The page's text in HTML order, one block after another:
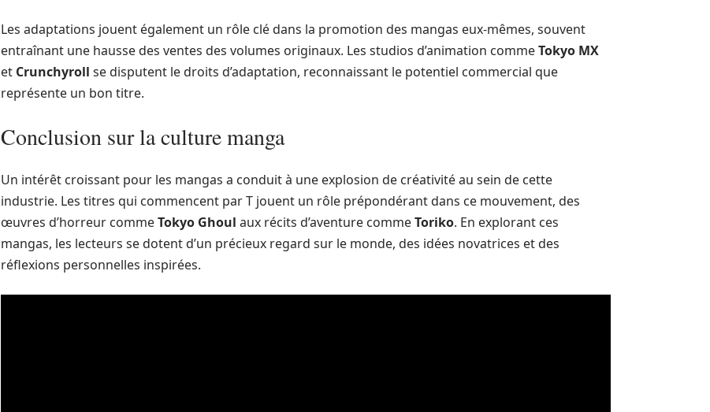
Les adaptations jouent également un rôle clé dans la promotion des mangas eux-mêmes, souvent
entraînant une hausse des ventes des volumes originaux. Les studios d’animation commeTokyo MX
et Crunchyroll se disputent le droits d’adaptation, reconnaissant le potentiel commercial que
représente un bon titre.
Conclusion sur la culture manga
Un intérêt croissant pour les mangas a conduit à une explosion de créativité au sein de cette
industrie. Les titres qui commencent par T jouent un rôle prépondérant dans ce mouvement, des
œuvres d’horreur commeTokyo Ghoul aux récits d’aventure commeToriko. En explorant ces
mangas, les lecteurs se dotent d’un précieux regard sur le monde, des idées novatrices et des
réflexions personnelles inspirées.